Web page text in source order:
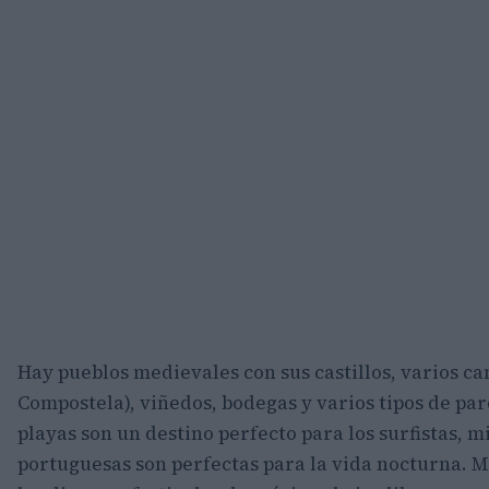
Hay pueblos medievales con sus castillos, varios
Compostela), viñedos, bodegas y varios tipos de
playas son un destino perfecto para los surfistas,
portuguesas son perfectas para la vida nocturna.